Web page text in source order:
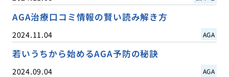
AGA治療口コミ情報の賢い読み解き方
2024.11.04 AGA
若いうちから始めるAGA予防の秘訣
2024.09.04 AGA